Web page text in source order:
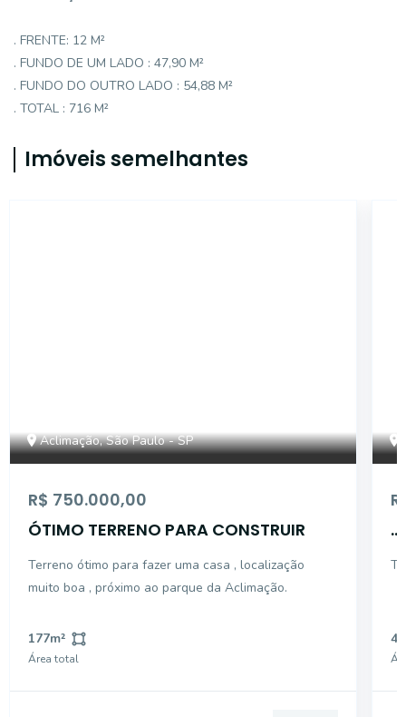
. FRENTE: 12 M²
. FUNDO DE UM LADO : 47,90 M²
. FUNDO DO OUTRO LADO : 54,88 M²
. TOTAL : 716 M²
Imóveis semelhantes
Aclimação, São Paulo - SP
R$ 750.000,00
ÓTIMO TERRENO PARA CONSTRUIR
Terreno ótimo para fazer uma casa , localização
muito boa , próximo ao parque da Aclimação.
177m²
Área total
...